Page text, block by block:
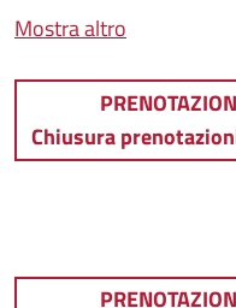
Mostra altro
Chiusura